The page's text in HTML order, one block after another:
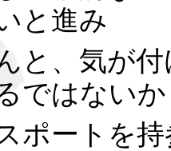
と進み
と、気が
ではない
ポートを